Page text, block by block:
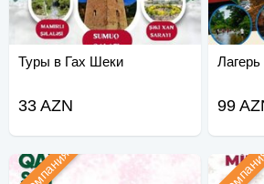
Туры в Гах Шеки
33 AZN 99
Компания